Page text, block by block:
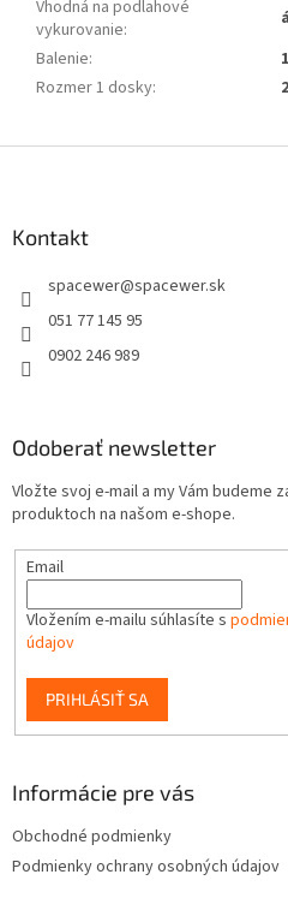
Vhodná na podlahové
vykurovanie:
Balenie:
Rozmer 1 dosky:
Kontakt
spacewer@spacewer.sk
051 77 145 95
0902 246 989
Odoberať newsletter
Vložte svoj e-mail a my Vám budeme
produktoch na našom e-shope.
Email
Vložením e-mailu súhlasíte s
údajov
PRIHLÁSIŤ SA
Informácie pre vás
Obchodné podmienky
Podmienky ochrany osobných údajov